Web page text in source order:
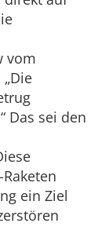
vom
Das sei den
ein Ziel